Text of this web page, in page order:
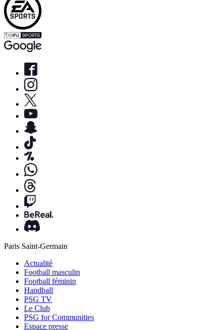
Paris Saint-Germain
Actualité
Football masculin
Football féminin
Handball
PSG TV
Le Club
PSG for Communities
Espace presse